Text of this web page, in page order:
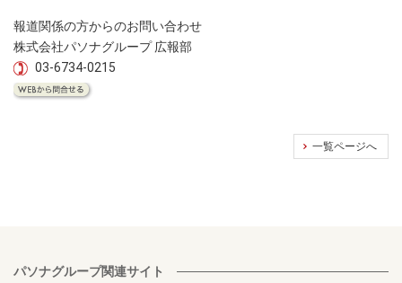
報道関係の方からのお問い合わせ
株式会社パソナグループ 広報部
03-6734-0215
一覧ページへ
パソナグループ関連サイト